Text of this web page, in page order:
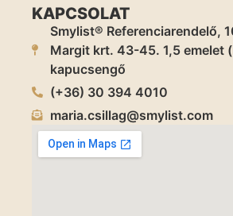
KAPCSOLAT
Smylist® Referenciarendelő,
Margit krt. 43-45. 1,5 emelet
kapucsengő
(+36) 30 394 4010
maria.csillag@smylist.com